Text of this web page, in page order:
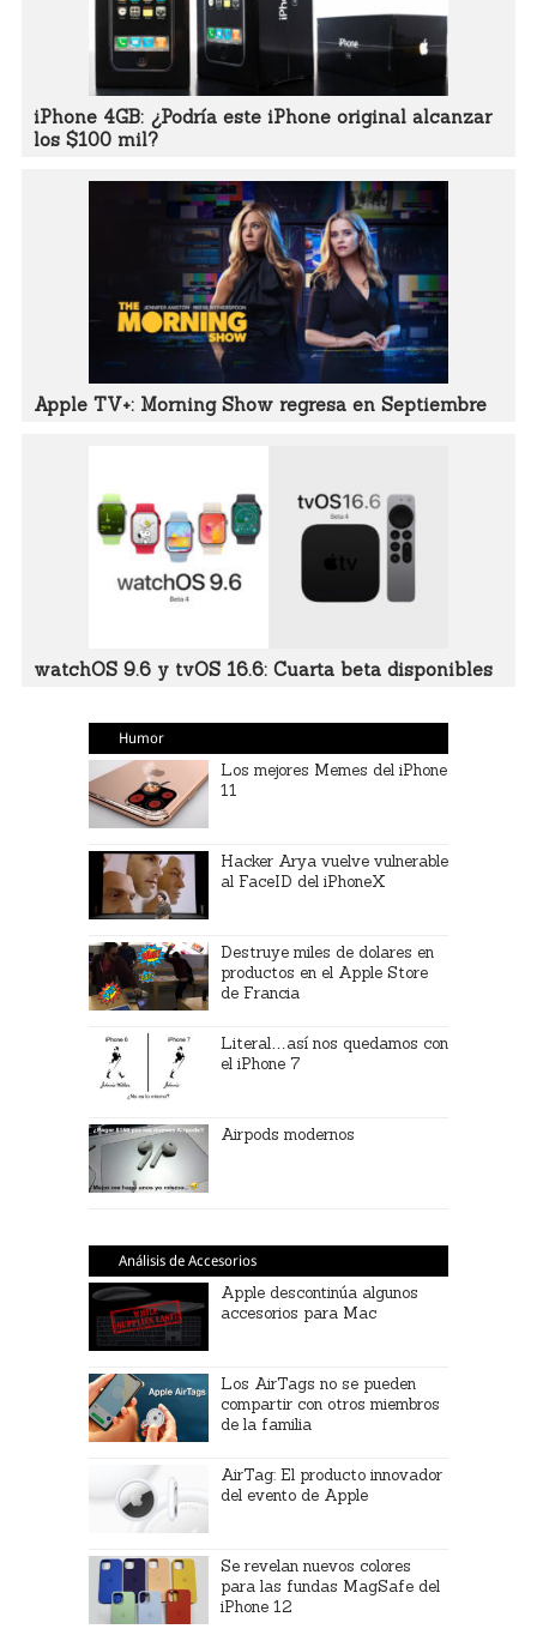
iPhone 4GB: ¿Podría este iPhone original alcanzar
los $100 mil?
Apple TV+: Morning Show regresa en Septiembre
watchOS 9.6 y tvOS 16.6: Cuarta beta disponibles
Humor
Los mejores Memes del iPhone
11
Hacker Arya vuelve vulnerable
al FaceID del iPhoneX
Destruye miles de dolares en
productos en el Apple Store
de Francia
Literal…así nos quedamos con
el iPhone 7
Airpods modernos
Análisis de Accesorios
Apple descontinúa algunos
accesorios para Mac
Los AirTags no se pueden
compartir con otros miembros
de la familia
AirTag: El producto innovador
del evento de Apple
Se revelan nuevos colores
para las fundas MagSafe del
iPhone 12